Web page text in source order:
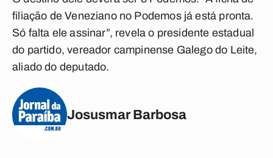
filiação de Veneziano no Podemos já está pronta.
Só falta ele assinar”, revela o presidente estadual
do partido, vereador campinense Galego do Leite,
aliado do deputado.
Josusmar Barbosa